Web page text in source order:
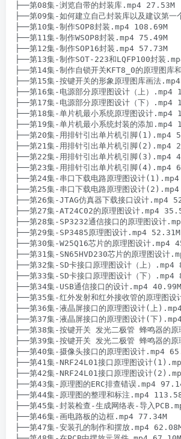
├──第08集-浏览自带的封装库.mp4 27.53M
├──第09集-如何建立自己封装库以及建议第
├──第10集-制作SOP8封装.mp4 108.69M
├──第11集-制作WSOP8封装.mp4 75.49M
├──第12集-制作SOP16封装.mp4 57.73M
├──第13集-制作SOT-223和LQFP100封装
├──第14集-制作自锁开关KFT8_0的原理图库
├──第15集-按键开关的形象原理图库画法
├──第16集-电源部分原理图设计（上）.mp4
├──第17集-电源部分原理图设计（下）.mp4
├──第18集-单片机最小系统原理图设计.mp4
├──第19集-单片机最小系统封装的添加.mp4
├──第20集-用排针引出单片机引脚(1).mp4
├──第21集-用排针引出单片机引脚(2).mp4
├──第22集-用排针引出单片机引脚(3).mp4
├──第23集-用排针引出单片机引脚(4).mp4
├──第24集-串口下载电路原理图设计
├──第25集-串口下载电路原理图设计
├──第26集-JTAG仿真器下载接口设计.mp4
├──第27集-AT24C02的原理图设计.mp4
├──第28集-SP3232通信接口的原理图设计
├──第29集-SP3485原理图设计.mp4 52.31M
├──第30集-W25Q16芯片的原理图设计.mp4
├──第31集-SN65HVD230芯片的原理图设计
├──第32集-SD卡接口原理图设计（上）.mp4
├──第33集-SD卡接口原理图设计（下）.mp4
├──第34集-USB通信接口的设计.mp4 40.99M
├──第35集-红外发射和红外接收管的原理图
├──第36集-液晶屏接口的原理图设计(上
├──第37集-液晶屏接口的原理图设计(下
├──第38集-按键开关 发光二极管 蜂鸣器的
├──第39集-按键开关 发光二极管 蜂鸣器的
├──第40集-摄像头接口的原理图设计.mp4
├──第41集-NRF24L01接口原理图设计
├──第42集-NRF24L01接口原理图设计
├──第43集-原理图的ERC排查错误.mp4
├──第44集-原理图的整理和标注.mp4
├──第45集-封装检查-生成网络表-导入
├──第46集-画电路板的边框.mp4 77.34M
├──第47集-安装孔的制作和摆放.mp4